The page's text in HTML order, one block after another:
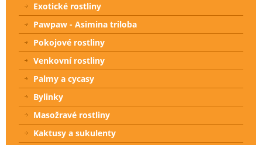
Exotické rostliny
Pawpaw - Asimina triloba
Pokojové rostliny
Venkovní rostliny
Palmy a cycasy
Bylinky
Masožravé rostliny
Kaktusy a sukulenty